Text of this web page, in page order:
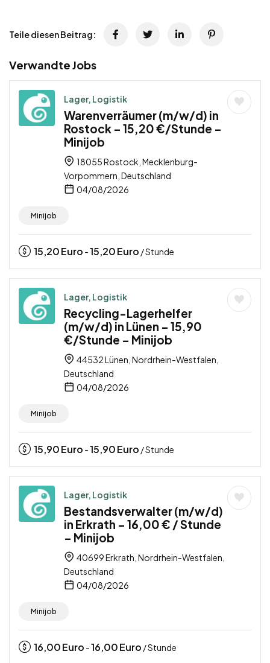
Teile diesen Beitrag:
Verwandte Jobs
Lager, Logistik
Warenverräumer (m/w/d) in
Rostock – 15,20 €/Stunde –
Minijob
18055 Rostock, Mecklenburg-
Vorpommern, Deutschland
04/08/2026
Minijob
15,20Euro -15,20Euro / Stunde
Lager, Logistik
Recycling-Lagerhelfer
(m/w/d) in Lünen – 15,90
€/Stunde – Minijob
44532 Lünen, Nordrhein-Westfalen,
Deutschland
04/08/2026
Minijob
15,90Euro -15,90Euro / Stunde
Lager, Logistik
Bestandsverwalter (m/w/d)
in Erkrath – 16,00 € / Stunde
– Minijob
40699 Erkrath, Nordrhein-Westfalen,
Deutschland
04/08/2026
Minijob
16,00Euro -16,00Euro / Stunde